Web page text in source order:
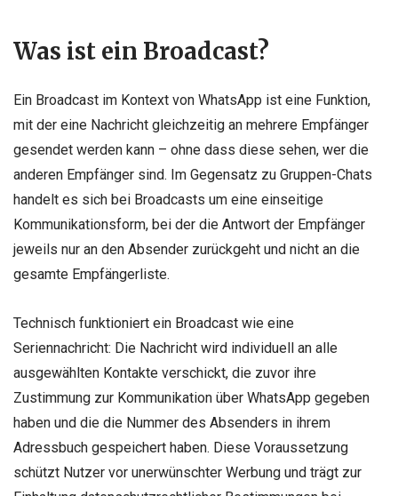
Was ist ein Broadcast?
Ein Broadcast im Kontext von WhatsApp ist eine Funktion,
mit der eine Nachricht gleichzeitig an mehrere Empfänger
gesendet werden kann – ohne dass diese sehen, wer die
anderen Empfänger sind. Im Gegensatz zu Gruppen-Chats
handelt es sich bei Broadcasts um eine einseitige
Kommunikationsform, bei der die Antwort der Empfänger
jeweils nur an den Absender zurückgeht und nicht an die
gesamte Empfängerliste.
Technisch funktioniert ein Broadcast wie eine
Seriennachricht: Die Nachricht wird individuell an alle
ausgewählten Kontakte verschickt, die zuvor ihre
Zustimmung zur Kommunikation über WhatsApp gegeben
haben und die die Nummer des Absenders in ihrem
Adressbuch gespeichert haben. Diese Voraussetzung
schützt Nutzer vor unerwünschter Werbung und trägt zur